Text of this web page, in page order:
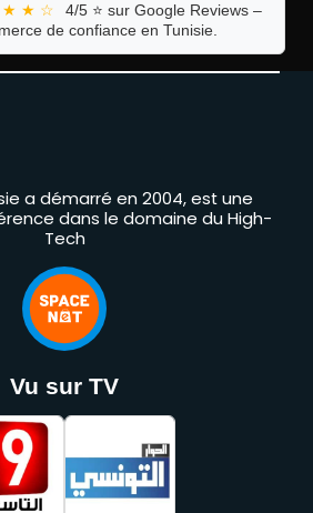
★ ☆
4/5 ⭐ sur Google Reviews –
de confiance en Tunisie.
a démarré en 2004, est une
dans le domaine du High-
Tech
Vu sur TV